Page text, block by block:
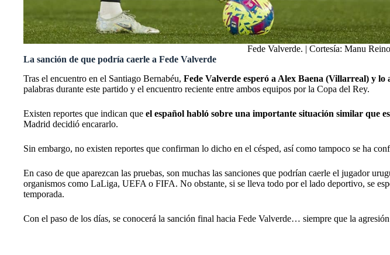
Fede Valverde. | Cortesía: Manu
La sanción de que podría caerle a Fede Valverde
Tras el encuentro en el Santiago Bernabéu, Fede Valverde esperó a Alex Baena (Villarreal) y lo
palabras durante este partido y el encuentro reciente entre ambos equipos por la Copa del Rey.
Existen reportes que indican que el español habló sobre una importante situación similar que
Madrid decidió encararlo.
Sin embargo, no existen reportes que confirman lo dicho en el césped, así como tampoco se ha
En caso de que aparezcan las pruebas, son muchas las sanciones que podrían caerle el jugador
organismos como LaLiga, UEFA o FIFA. No obstante, si se lleva todo por el lado deportivo, se
temporada.
Con el paso de los días, se conocerá la sanción final hacia Fede Valverde… siempre que la